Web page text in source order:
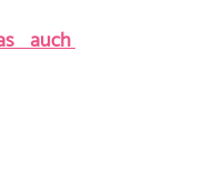
auch